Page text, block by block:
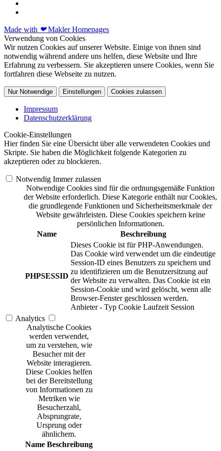
Made with ❤Makler Homepages
Verwendung von Cookies
Wir nutzen Cookies auf unserer Website. Einige von ihnen sind
notwendig während andere uns helfen, diese Website und Ihre
Erfahrung zu verbessern. Sie akzeptieren unsere Cookies, wenn Sie
fortfahren diese Webseite zu nutzen.
Nur Notwendige Einstellungen Cookies zulassen
Impressum
Datenschutzerklärung
Cookie-Einstellungen
Hier finden Sie eine Übersicht über alle verwendeten Cookies und
Skripte. Sie haben die Möglichkeit folgende Kategorien zu
akzeptieren oder zu blockieren.
Notwendig Immer zulassen
Notwendige Cookies sind für die ordnungsgemäße Funktion
der Website erforderlich. Diese Kategorie enthält nur Cookies,
die grundlegende Funktionen und Sicherheitsmerkmale der
Website gewährleisten. Diese Cookies speichern keine
persönlichen Informationen.
Name
Beschreibung
PHPSESSID
Dieses Cookie ist für PHP-Anwendungen.
Das Cookie wird verwendet um die eindeutige
Session-ID eines Benutzers zu speichern und
zu identifizieren um die Benutzersitzung auf
der Website zu verwalten. Das Cookie ist ein
Session-Cookie und wird gelöscht, wenn alle
Browser-Fenster geschlossen werden.
Anbieter - Typ Cookie Laufzeit Session
Analytics
Analytische Cookies
werden verwendet,
um zu verstehen, wie
Besucher mit der
Website interagieren.
Diese Cookies helfen
bei der Bereitstellung
von Informationen zu
Metriken wie
Besucherzahl,
Absprungrate,
Ursprung oder
ähnlichem.
Name Beschreibung